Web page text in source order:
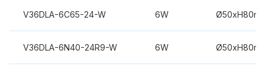
V36DLA-6C65-24-W 6W
V36DLA-6N40-24R9-W 6W